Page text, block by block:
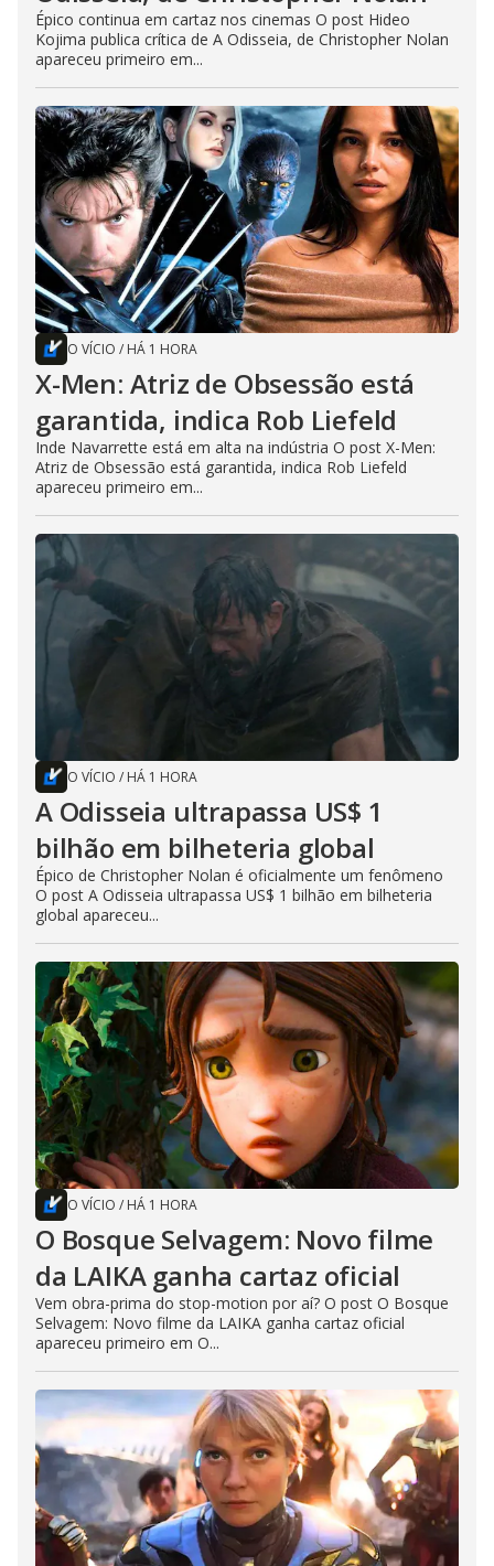
Épico continua em cartaz nos cinemas O post Hideo
Kojima publica crítica de A Odisseia, de Christopher Nolan
apareceu primeiro em...
O VÍCIO / HÁ 1 HORA
X-Men: Atriz de Obsessão está
garantida, indica Rob Liefeld
Inde Navarrette está em alta na indústria O post X-Men:
Atriz de Obsessão está garantida, indica Rob Liefeld
apareceu primeiro em...
O VÍCIO / HÁ 1 HORA
A Odisseia ultrapassa US$ 1
bilhão em bilheteria global
Épico de Christopher Nolan é oficialmente um fenômeno
O post A Odisseia ultrapassa US$ 1 bilhão em bilheteria
global apareceu...
O VÍCIO / HÁ 1 HORA
O Bosque Selvagem: Novo filme
da LAIKA ganha cartaz oficial
Vem obra-prima do stop-motion por aí? O post O Bosque
Selvagem: Novo filme da LAIKA ganha cartaz oficial
apareceu primeiro em O...